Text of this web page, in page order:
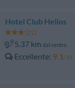
Hotel Club Helios
5.37 km dal centro
Eccellente 9.1/10